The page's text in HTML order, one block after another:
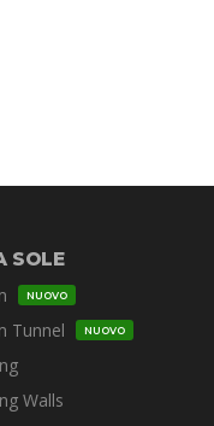
SOLE
NUOVO
Tunnel NUOVO
Walls